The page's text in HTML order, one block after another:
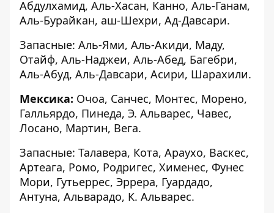
Абдулхамид, Аль-Хасан, Канно, Аль-Ганам,
Аль-Бурайкан, аш-Шехри, Ад-Давсари.
Запасные: Аль-Ями, Аль-Акиди, Маду,
Отайф, Аль-Наджеи, Аль-Абед, Багебри,
Аль-Абуд, Аль-Давсари, Асири, Шарахили.
Мексика: Очоа, Санчес, Монтес, Морено,
Галльярдо, Пинеда, Э. Альварес, Чавес,
Лосано, Мартин, Вега.
Запасные: Талавера, Кота, Араухо, Васкес,
Артеага, Ромо, Родригес, Хименес, Фунес
Мори, Гутьеррес, Эррера, Гуардадо,
Антуна, Альварадо, К. Альварес.